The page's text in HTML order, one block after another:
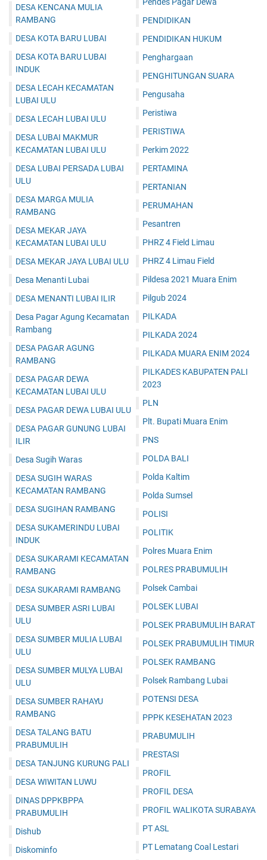
DESA KENCANA MULIA
RAMBANG
DESA KOTA BARU LUBAI
DESA KOTA BARU LUBAI
INDUK
DESA LECAH KECAMATAN
LUBAI ULU
DESA LECAH LUBAI ULU
DESA LUBAI MAKMUR
KECAMATAN LUBAI ULU
DESA LUBAI PERSADA LUBAI
ULU
DESA MARGA MULIA
RAMBANG
DESA MEKAR JAYA
KECAMATAN LUBAI ULU
DESA MEKAR JAYA LUBAI ULU
Desa Menanti Lubai
DESA MENANTI LUBAI ILIR
Desa Pagar Agung Kecamatan
Rambang
DESA PAGAR AGUNG
RAMBANG
DESA PAGAR DEWA
KECAMATAN LUBAI ULU
DESA PAGAR DEWA LUBAI ULU
DESA PAGAR GUNUNG LUBAI
ILIR
Desa Sugih Waras
DESA SUGIH WARAS
KECAMATAN RAMBANG
DESA SUGIHAN RAMBANG
DESA SUKAMERINDU LUBAI
INDUK
DESA SUKARAMI KECAMATAN
RAMBANG
DESA SUKARAMI RAMBANG
DESA SUMBER ASRI LUBAI
ULU
DESA SUMBER MULIA LUBAI
ULU
DESA SUMBER MULYA LUBAI
ULU
DESA SUMBER RAHAYU
RAMBANG
DESA TALANG BATU
PRABUMULIH
DESA TANJUNG KURUNG PALI
DESA WIWITAN LUWU
DINAS DPPKBPPA
PRABUMULIH
Dishub
Diskominfo
Pendes Pagar Dewa
PENDIDIKAN
PENDIDIKAN HUKUM
Penghargaan
PENGHITUNGAN SUARA
Pengusaha
Peristiwa
PERISTIWA
Perkim 2022
PERTAMINA
PERTANIAN
PERUMAHAN
Pesantren
PHRZ 4 Field Limau
PHRZ 4 Limau Field
Pildesa 2021 Muara Enim
Pilgub 2024
PILKADA
PILKADA 2024
PILKADA MUARA ENIM 2024
PILKADES KABUPATEN PALI
2023
PLN
Plt. Bupati Muara Enim
PNS
POLDA BALI
Polda Kaltim
Polda Sumsel
POLISI
POLITIK
Polres Muara Enim
POLRES PRABUMULIH
Polsek Cambai
POLSEK LUBAI
POLSEK PRABUMULIH BARAT
POLSEK PRABUMULIH TIMUR
POLSEK RAMBANG
Polsek Rambang Lubai
POTENSI DESA
PPPK KESEHATAN 2023
PRABUMULIH
PRESTASI
PROFIL
PROFIL DESA
PROFIL WALIKOTA SURABAYA
PT ASL
PT Lematang Coal Lestari